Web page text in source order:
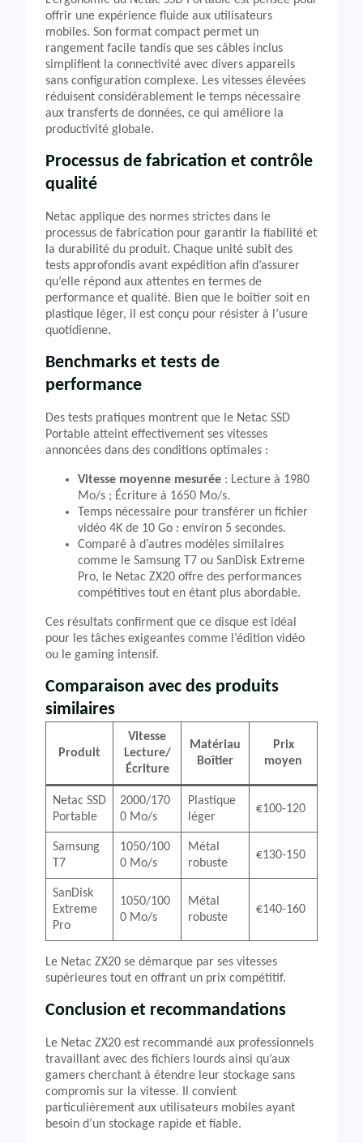
offrir une expérience fluide aux utilisateurs
mobiles. Son format compact permet un
rangement facile tandis que ses câbles inclus
simplifient la connectivité avec divers appareils
sans configuration complexe. Les vitesses élevées
réduisent considérablement le temps nécessaire
aux transferts de données, ce qui améliore la
productivité globale.
Processus de fabrication et contrôle
qualité
Netac applique des normes strictes dans le
processus de fabrication pour garantir la fiabilité et
la durabilité du produit. Chaque unité subit des
tests approfondis avant expédition afin d’assurer
qu’elle répond aux attentes en termes de
performance et qualité. Bien que le boîtier soit en
plastique léger, il est conçu pour résister à l’usure
quotidienne.
Benchmarks et tests de
performance
Des tests pratiques montrent que le Netac SSD
Portable atteint effectivement ses vitesses
annoncées dans des conditions optimales :
Vitesse moyenne mesurée : Lecture à 1980
Mo/s ; Écriture à 1650 Mo/s.
Temps nécessaire pour transférer un fichier
vidéo 4K de 10 Go : environ 5 secondes.
Comparé à d’autres modèles similaires
comme le Samsung T7 ou SanDisk Extreme
Pro, le Netac ZX20 offre des performances
compétitives tout en étant plus abordable.
Ces résultats confirment que ce disque est idéal
pour les tâches exigeantes comme l’édition vidéo
ou le gaming intensif.
Comparaison avec des produits
similaires
Produit
Vitesse
Lecture/
Écriture
Matériau
Boîtier
Prix
moyen
Netac SSD
Portable
2000/170
0 Mo/s
Plastique
léger
€100-120
Samsung
T7
1050/100
0 Mo/s
Métal
robuste
€130-150
SanDisk
Extreme
Pro
1050/100
0 Mo/s
Métal
robuste
€140-160
Le Netac ZX20 se démarque par ses vitesses
supérieures tout en offrant un prix compétitif.
Conclusion et recommandations
Le Netac ZX20 est recommandé aux professionnels
travaillant avec des fichiers lourds ainsi qu’aux
gamers cherchant à étendre leur stockage sans
compromis sur la vitesse. Il convient
particulièrement aux utilisateurs mobiles ayant
besoin d’un stockage rapide et fiable.